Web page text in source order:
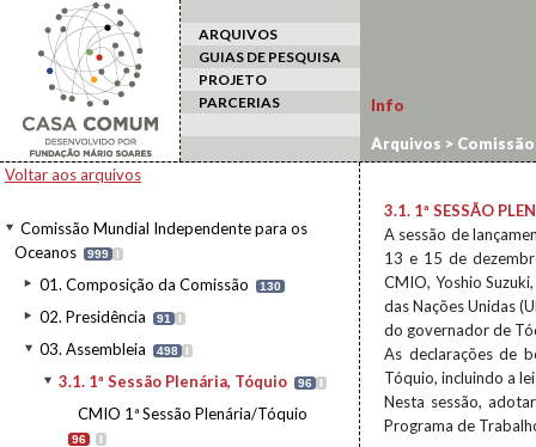
ARQUIVOS
GUIAS DE PESQUISA
PROJETO
PARCERIAS
Voltar aos arquivos
Comissão Mundial Independente para os
Oceanos
999 I
01. Composição da Comissão 130
02. Presidência 91 I
03. Assembleia 498 I
3.1. 1ª Sessão Plenária, Tóquio 96 I
CMIO 1ª Sessão Plenária/Tóquio
96 I
Info
Arquivos >
Tóquio
3.1. 1ª SESSÃO
A sessão de
13 e 15 de
CMIO, Yoshio
das Nações Unidas
do governador de
As declarações de
Tóquio, incluindo a
Nesta sessão,
Programa de